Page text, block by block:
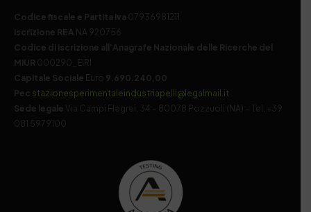
Codice fiscale e Partita Iva 07936981211
Iscrizione REA NA 920756
Codice di iscrizione all’Anagrafe Nazionale delle Ricerche del
MIUR 000290_EIRI
Capitale Sociale Euro 9.690.240,00
Pec stazionesperimentaleindustriapelli@legalmail.it
Sede legale
Via Campi Flegrei, 34 – 80078 Pozzuoli (NA) – Tel. +39
081 5979100